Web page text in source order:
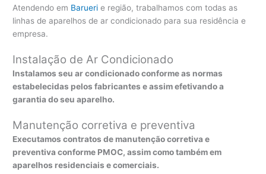
Atendendo em Barueri e região, trabalhamos com todas as
linhas de aparelhos de ar condicionado para sua residência e
empresa.
Instalação de Ar Condicionado
Instalamos seu ar condicionado conforme as normas
estabelecidas pelos fabricantes e assim efetivando a
garantia do seu aparelho.
Manutenção corretiva e preventiva
Executamos contratos de manutenção corretiva e
preventiva conforme PMOC, assim como também em
aparelhos residenciais e comerciais.